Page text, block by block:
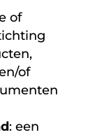
of
of
: een